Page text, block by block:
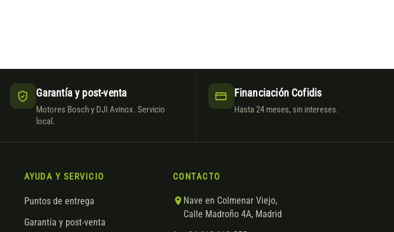
Garantía y post-venta
Motores Bosch y DJI Avinox. Servicio
local.
Financiación Cofidis
Hasta 24 meses, sin intereses.
AYUDA Y SERVICIO
Puntos de entrega
Garantía y post-venta
CONTACTO
Nave en Colmenar Viejo,
Calle Madroño 4A, Madrid